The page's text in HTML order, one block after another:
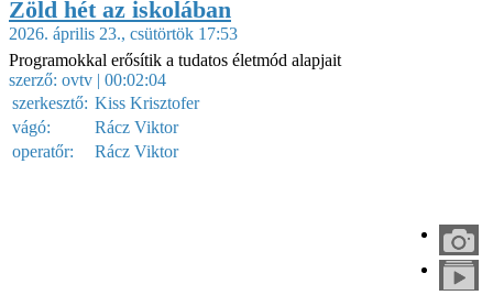
Zöld hét az iskolában
2026. április 23., csütörtök 17:53
Programokkal erősítik a tudatos életmód alapjait
szerző: ovtv | 00:02:04
szerkesztő: Kiss Krisztofer
vágó:
Rácz Viktor
operatőr:
Rácz Viktor